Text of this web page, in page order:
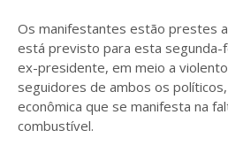
Os manifestantes estão prestes
está previsto para esta segunda-
ex-presidente, em meio a
seguidores de ambos os
econômica que se manifesta na
combustível.